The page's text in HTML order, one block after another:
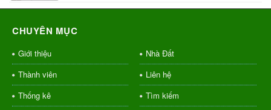
CHUYÊN MỤC
Giới thiệu
Nhà Đất
Thành viên
Liên hệ
Thống kê
Tìm kiếm